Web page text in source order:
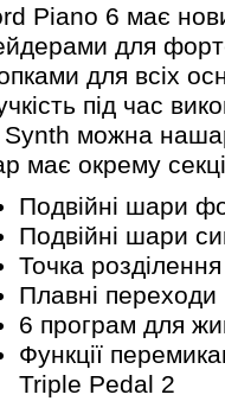
Piano 6 має
для
для всіх
під час
Synth можна
має окрему
Подвійні шари
Подвійні шари
Точка
Плавні переходи
6 програм для
Функції
Triple Pedal 2